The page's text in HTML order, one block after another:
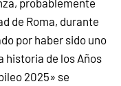
de Roma, durante
por haber sido uno
historia de los Años
2025» se